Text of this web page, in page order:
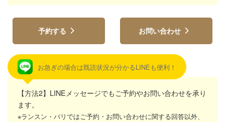
予約する お問い合わせ
お急ぎの場合は既読状況が分かるLINEも便利！
【方法2】LINEメッセージでもご予約やお問い合わせを承り
ます。
※ランスン・バリではご予約・お問い合わせに関する回答以外、